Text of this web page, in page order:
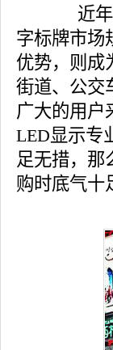
近年来
字标牌市场
优势，则成
街道、公交
广大的用户
LED显示专
足无措，那
购时底气十